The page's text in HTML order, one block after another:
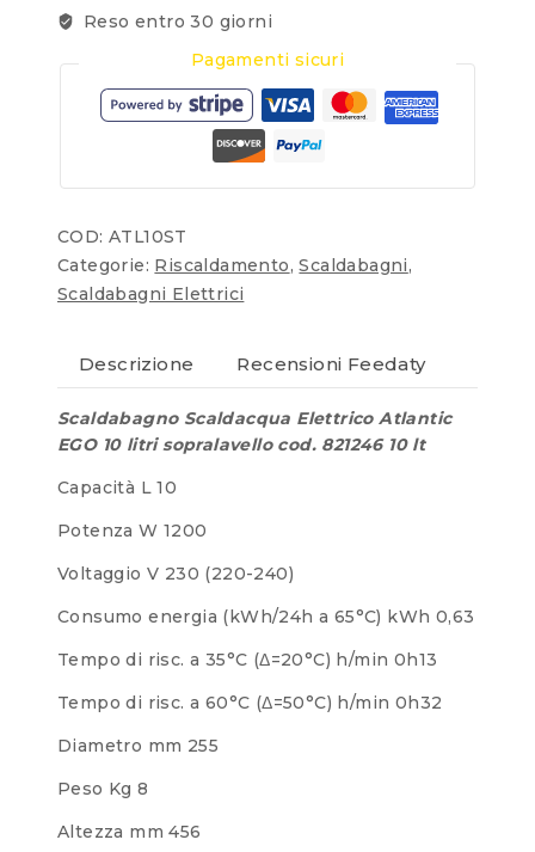
Reso entro 30 giorni
Pagamenti sicuri
COD: ATL10ST
Categorie: Riscaldamento,Scaldabagni,
Scaldabagni Elettrici
Descrizione Recensioni Feedaty
Scaldabagno Scaldacqua Elettrico Atlantic
EGO 10 litri sopralavello cod. 821246 10 lt
Capacità L 10
Potenza W 1200
Voltaggio V 230 (220-240)
Consumo energia (kWh/24h a 65°C) kWh 0,63
Tempo di risc. a 35°C (Δ=20°C) h/min 0h13
Tempo di risc. a 60°C (Δ=50°C) h/min 0h32
Diametro mm 255
Peso Kg 8
Altezza mm 456